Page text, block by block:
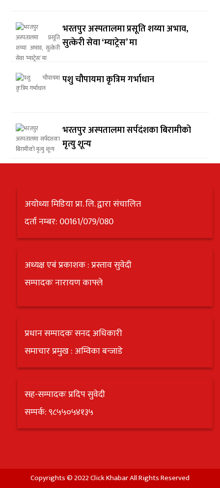
भरतपुर अस्पतालमा प्रसूति शय्या अभाव,
सुत्केरी सेवा ‘म्याट्रेस’ मा
पशु चौपायमा कृत्रिम गर्भाधान
भरतपुर अस्पतालमा सर्पदंशका बिरामीको
मृत्यु शून्य
अयोध्या मिडिया प्रा. लि. द्वारा संचालित
दर्ता नम्बर: 00161/079/080
अध्यक्ष एबं प्रकाशक : प्रस्ताव सुवेदी
सम्पादकः नारायण काफ्ले
प्रधान सम्पादकः सनद अधिकारी
समाचार प्रमुख : अम्विका बन्जाडे
सह-सम्पादकः प्रदिप सुवेदी
सम्पर्क: ९८५५०५४१३५
Copyrights © 2022 Click Khabar All Rights Reserved